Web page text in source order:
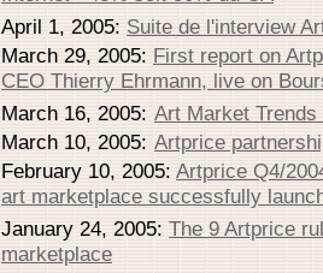
April 1, 2005: Suite de l'interview
March 29, 2005: First report on
CEO Thierry Ehrmann, live on
March 16, 2005: Art Market
March 10, 2005: Artprice
February 10, 2005: Artprice Q4/
art marketplace successfully
January 24, 2005: The 9 Artprice
marketplace